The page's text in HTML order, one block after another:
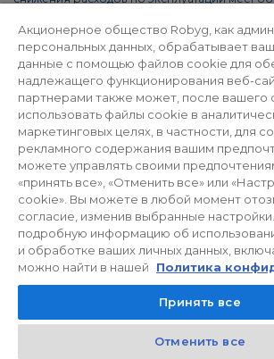
энергосберегающее освещение LED.
Политика
Для инвесторов
© 2026 ROBYG. Все права защищены.
предложение и представленные
исключительно информационный характер и
окончательными проектами для
являются коммерческим предложением в
§1 Гражданского кодекса Польши и других
юридических норм.
Акционерное общество Robyg, как
персональных данных, обрабатывает
данные с помощью файлов cookie для
надлежащего функционирования веб-
партнерами также может, после вашего
использовать файлы cookie в
маркетинговых целях, в частности, для
рекламного содержания вашим
можете управлять своими
«принять все», «Отменить все» или
cookie». Вы можете в любой момент
согласие, изменив выбранные
подробную информацию об
и обработке ваших личных данных,
можно найти в нашей
Политика
Принять все
Отменить все